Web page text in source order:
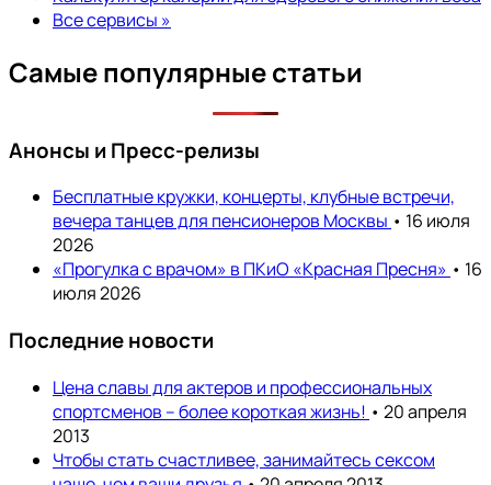
Все сервисы »
Самые популярные статьи
Анонсы и Пресс-релизы
Бесплатные кружки, концерты, клубные встречи,
вечера танцев для пенсионеров Москвы • 16 июля
2026
«Прогулка с врачом» в ПКиО «Красная Пресня» • 16
июля 2026
Последние новости
Цена славы для актеров и профессиональных
спортсменов – более короткая жизнь! • 20 апреля
2013
Чтобы стать счастливее, занимайтесь сексом